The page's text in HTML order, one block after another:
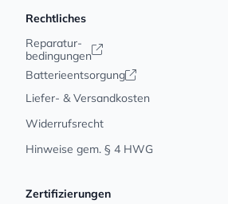
Rechtliches
Reparatur-
bedingungen
Batterieentsorgung
Liefer- & Versandkosten
Widerrufsrecht
Hinweise gem. § 4 HWG
Zertifizierungen